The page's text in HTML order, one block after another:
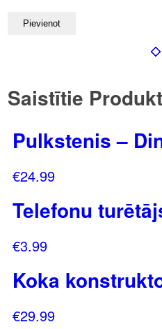
Saistītie
Pulkstenis –
€24.99
Telefonu
€3.99
Koka
€29.99